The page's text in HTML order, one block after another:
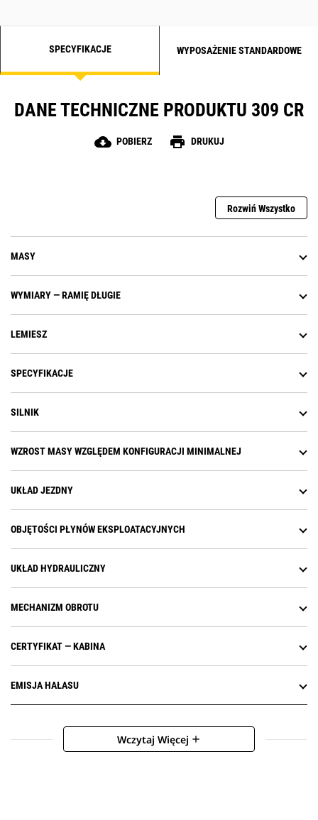
SPECYFIKACJE WYPOSAŻENIE STANDARDOWE
DANE TECHNICZNE PRODUKTU 309 CR
cloud_download POBIERZ print DRUKUJ
Rozwiń Wszystko
MASY
WYMIARY — RAMIĘ DŁUGIE
LEMIESZ
SPECYFIKACJE
SILNIK
WZROST MASY WZGLĘDEM KONFIGURACJI MINIMALNEJ
UKŁAD JEZDNY
OBJĘTOŚCI PŁYNÓW EKSPLOATACYJNYCH
UKŁAD HYDRAULICZNY
MECHANIZM OBROTU
CERTYFIKAT — KABINA
EMISJA HAŁASU
Wczytaj Więcej add